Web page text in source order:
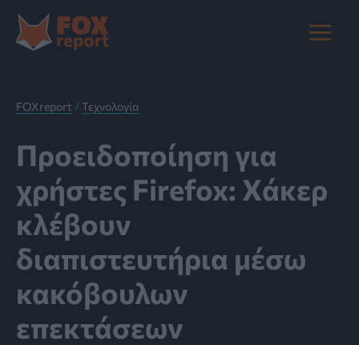
στο
περιεχόμενο
Main
FOXreport /Τεχνολογία
Προειδοποίηση για
χρήστες Firefox: Χάκερ
κλέβουν
διαπιστευτήρια μέσω
κακόβουλων
επεκτάσεων